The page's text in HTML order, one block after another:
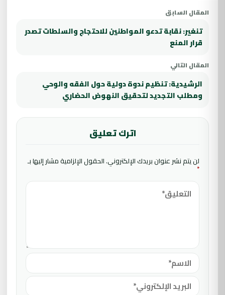
المقال السابق
تنغير: نقابة تدعو المواطنين للاحتجاج والسلطات تصدر
قرار المنع
المقال التالي
الرشيدية: تنظيم ندوة دولية حول الفقه والوحي
ومطلب التجديد لتحقيق النهوض الحضاري
اترك تعليق
لن يتم نشر عنوان بريدك الإلكتروني.الحقول الإلزامية مشار إليها بـ
*